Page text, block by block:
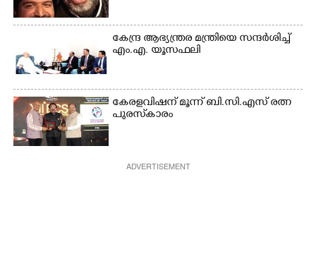
കേന്ദ്ര ആഭ്യന്ത്രര മന്ത്രിയെ സന്ദർശിച്ച്
എം.എ. യൂസഫലി
കേരളവിഷന് മൂന്ന് ബി.സി.എസ് രത്ന
പുരസ്‌കാരം
ADVERTISEMENT